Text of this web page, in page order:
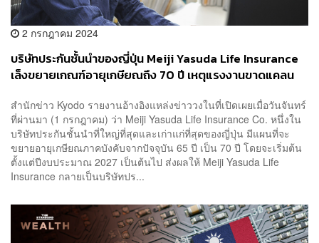
2 กรกฎาคม 2024
บริษัทประกันชั้นนำของญี่ปุ่น Meiji Yasuda Life Insurance
เล็งขยายเกณฑ์อายุเกษียณถึง 70 ปี เหตุแรงงานขาดแคลน
สำนักข่าว Kyodo รายงานอ้างอิงแหล่งข่าววงในที่เปิดเผยเมื่อวันจันทร์
ที่ผ่านมา (1 กรกฎาคม) ว่า Meiji Yasuda Life Insurance Co. หนึ่งใน
บริษัทประกันชั้นนำที่ใหญ่ที่สุดและเก่าแก่ที่สุดของญี่ปุ่น มีแผนที่จะ
ขยายอายุเกษียณภาคบังคับจากปัจจุบัน 65 ปี เป็น 70 ปี โดยจะเริ่มต้น
ตั้งแต่ปีงบประมาณ 2027 เป็นต้นไป ส่งผลให้ Meiji Yasuda Life
Insurance กลายเป็นบริษัทปร...